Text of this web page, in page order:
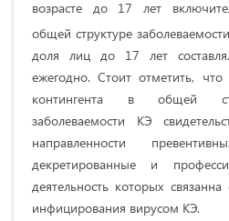
возрасте до 17 лет
общей структуре
доля лиц до 17 лет
ежегодно. Стоит отметить, что
контингента в общей
заболеваемости КЭ
направленности
декретированные и
деятельность которых
инфицирования вирусом КЭ.